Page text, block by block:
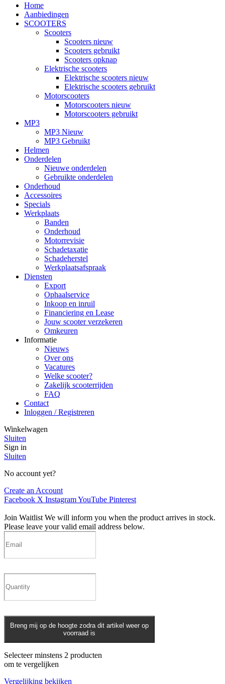
Home
Aanbiedingen
SCOOTERS
Scooters
Scooters nieuw
Scooters gebruikt
Scooters opknap
Elektrische scooters
Elektrische scooters nieuw
Elektrische scooters gebruikt
Motorscooters
Motorscooters nieuw
Motorscooters gebruikt
MP3
MP3 Nieuw
MP3 Gebruikt
Helmen
Onderdelen
Nieuwe onderdelen
Gebruikte onderdelen
Onderhoud
Accessoires
Specials
Werkplaats
Banden
Onderhoud
Motorrevisie
Schadetaxatie
Schadeherstel
Werkplaatsafspraak
Diensten
Export
Ophaalservice
Inkoop en inruil
Financiering en Lease
Jouw scooter verzekeren
Omkeuren
Informatie
Nieuws
Over ons
Vacatures
Welke scooter?
Zakelijk scooterrijden
FAQ
Contact
Inloggen / Registreren
Winkelwagen
Sluiten
Sign in
Sluiten
No account yet?
Create an Account
Facebook X InstagramYouTube Pinterest
Join Waitlist We will inform you when the product arrives in stock.
Please leave your valid email address below.
Breng mij op de hoogte zodra dit artikel weer op
voorraad is
Selecteer minstens 2 producten
om te vergelijken
Vergelijking bekijken